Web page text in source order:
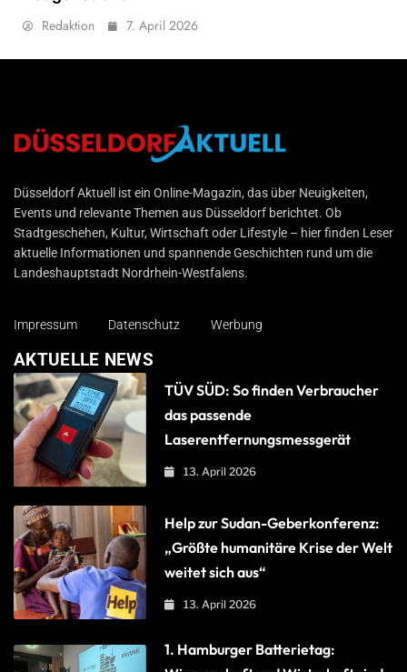
Redaktion 7. April 2026
Düsseldorf Aktuell
Düsseldorf Aktuell ist ein Online-Magazin, das über Neuigkeiten,
Events und relevante Themen aus Düsseldorf berichtet. Ob
Stadtgeschehen, Kultur, Wirtschaft oder Lifestyle – hier finden Leser
aktuelle Informationen und spannende Geschichten rund um die
Landeshauptstadt Nordrhein-Westfalens.
Impressum Datenschutz Werbung
AKTUELLE NEWS
TÜV SÜD: So finden Verbraucher
das passende
Laserentfernungsmessgerät
13. April 2026
Help zur Sudan-Geberkonferenz:
„Größte humanitäre Krise der Welt
weitet sich aus“
13. April 2026
1. Hamburger Batterietag: